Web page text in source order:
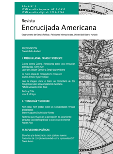
Barra
lateral
del
artículo